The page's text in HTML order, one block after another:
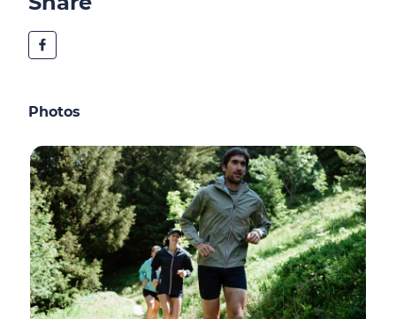
Photos